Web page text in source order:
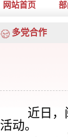
网站首页
多党合作
近日
活动。